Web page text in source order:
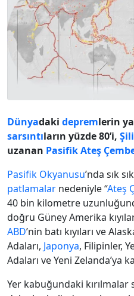
Dünyadaki depremlerin
sarsıntıların yüzde 80’i, Şili
uzanan PasifikAteş
Pasifik Okyanusu’nda sık
patlamalar nedeniyle “Ateş
40 bin kilometre
doğru Güney Amerika
ABD’nin batı kıyıları ve
Adaları, Japonya, Filipinler,
Adaları ve Yeni Zelanda’ya
Yer kabuğundaki